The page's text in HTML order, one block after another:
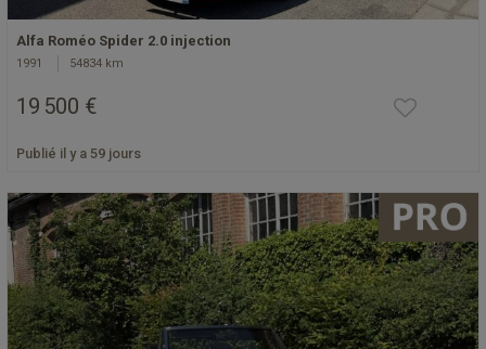
Alfa Roméo Spider 2.0 injection
1991 54834 km
19 500 €
Publié il y a 59 jours